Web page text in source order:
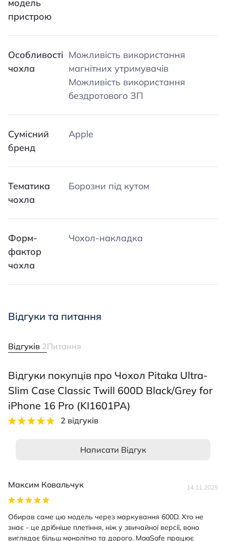
модель
пристрою
Особливості
чохла
Можливість використання
магнітних утримувачів
Можливість використання
бездротового ЗП
Сумісний
бренд
Apple
Тематика
чохла
Борозни під кутом
Форм-
фактор
чохла
Чохол-накладка
Відгуки та питання
Відгуків 2Питання
Відгуки покупців про Чохол Pitaka Ultra-
Slim Case Classic Twill 600D Black/Grey for
iPhone 16 Pro (KI1601PA)
2 відгуків
Написати Відгук
Максим Ковальчук 14.11.2025
Обирав саме цю модель через маркування 600D. Хто не
знає - це дрібніше плетіння, ніж у звичайної версії, воно
виглядає більш монолітно та дорого. MagSafe працює